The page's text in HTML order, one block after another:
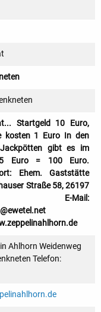
Startgeld 10 Euro,
kosten 1 Euro In den
gibt es im
Euro = 100 Euro.
Ehem. Gaststätte
Straße 58, 26197
E-Mail:
Ahlhorn Weidenweg
Telefon: